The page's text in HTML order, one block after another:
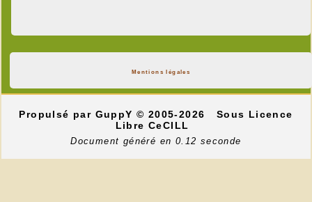
Mentions légales
Propulsé par GuppY© 2005-2026
Sous Licence
Libre CeCILL
Document généré en 0.12 seconde